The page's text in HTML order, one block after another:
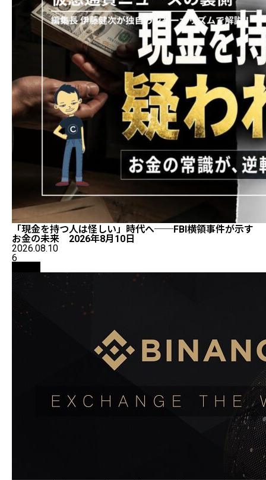
「現金を持つ人は怪しい」時代へ──FBI横領事件が示す
お金の未来 2026年8月10日
2026.08.10
6